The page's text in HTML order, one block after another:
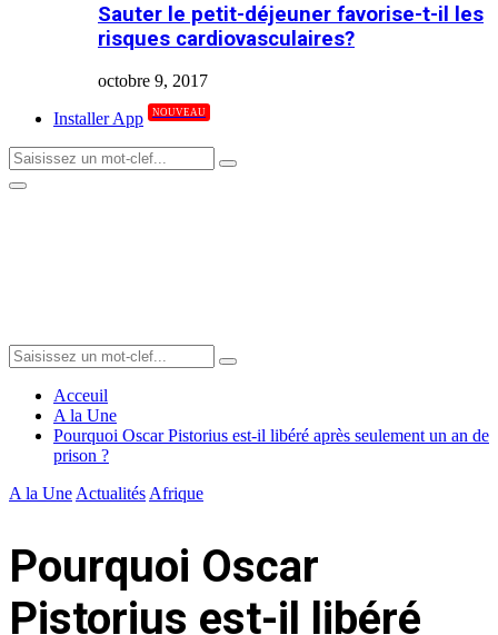
Sauter le petit-déjeuner favorise-t-il les
risques cardiovasculaires?
octobre 9, 2017
Installer App
NOUVEAU
Search
for:
Search
Primary
Search
for:
Search
Acceuil
A la Une
Pourquoi Oscar Pistorius est-il libéré après seulement un an de
prison ?
A la Une Actualités Afrique
Pourquoi Oscar
Pistorius est-il libéré